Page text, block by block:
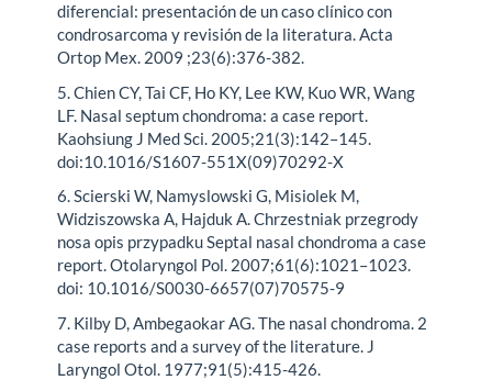
diferencial: presentación de un caso clínico con
condrosarcoma y revisión de la literatura. Acta
Ortop Mex. 2009 ;23(6):376-382.
5. Chien CY, Tai CF, Ho KY, Lee KW, Kuo WR, Wang
LF. Nasal septum chondroma: a case report.
Kaohsiung J Med Sci. 2005;21(3):142–145.
doi:10.1016/S1607-551X(09)70292-X
6. Scierski W, Namyslowski G, Misiolek M,
Widziszowska A, Hajduk A. Chrzestniak przegrody
nosa opis przypadku Septal nasal chondroma a case
report. Otolaryngol Pol. 2007;61(6):1021–1023.
doi: 10.1016/S0030-6657(07)70575-9
7. Kilby D, Ambegaokar AG. The nasal chondroma. 2
case reports and a survey of the literature. J
Laryngol Otol. 1977;91(5):415-426.